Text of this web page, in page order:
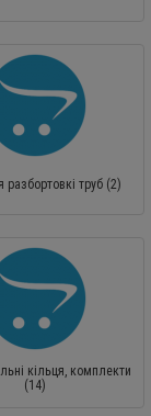
разбортовкі труб (2)
кільця, комплекти
(14)